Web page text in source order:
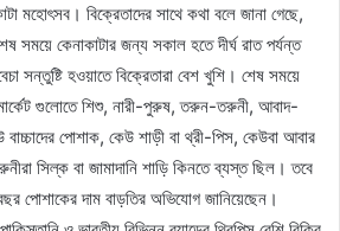
মহোৎসব। বিক্রেতাদের সাথে কথা বলে জানা গেছে,
সময়ে কেনাকাটার জন্য সকাল হতে দীর্ঘ রাত পর্যন্ত
সন্তুষ্টি হওয়াতে বিক্রেতারা বেশ খুশি। শেষ সময়ে
মার্কেট গুলোতে শিশু, নারী-পুরুষ, তরুন-তরুনী, আবাদ-
পোশাক, কেউ শাড়ী বা থ্রী-পিস, কেউবা আবার
সিল্ক বা জামাদানি শাড়ি কিনতে ব্যস্ত ছিল। তবে
পোশাকের দাম বাড়তির অভিযোগ জানিয়েছেন।